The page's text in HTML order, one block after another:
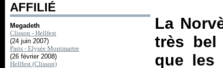
AFFILIÉ
Megadeth
Clisson - Hellfest
(24 juin 2007)
Paris - Elysée Montmartre
(26 février 2008)
Hellfest (Clisson)
La
très bel
que les